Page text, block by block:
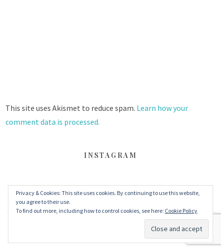
This site uses Akismet to reduce spam. Learn how your
comment data is processed.
INSTAGRAM
FACEBOOK TWITTER INSTAGRAM
MinaLite theme by ZThemes
Privacy & Cookies: This site uses cookies. By continuing to use this website,
you agree to their use.
To find out more, including how to control cookies, see here: Cookie Policy